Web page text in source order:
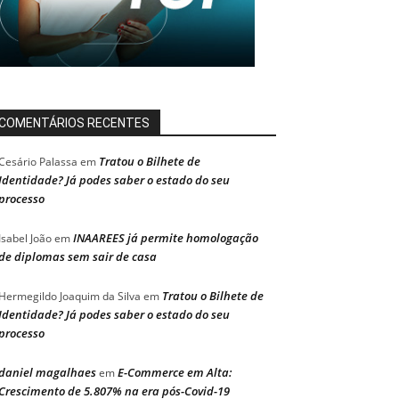
RECENTES
Palassa em Tratou o Bilhete de
Já podes saber o estado do seu
JoãoemINAAREES já permite homologação
diplomas sem sair de casa
Joaquim da Silva em Tratou o Bilhete de
Já podes saber o estado do seu
magalhaesemE-Commerce em Alta:
de 5.807% na era pós-Covid-19